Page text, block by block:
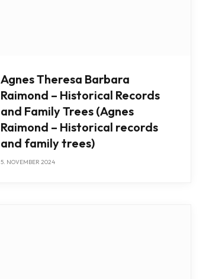
Agnes Theresa Barbara
Raimond – Historical Records
and Family Trees (Agnes
Raimond – Historical records
and family trees)
5. NOVEMBER 2024